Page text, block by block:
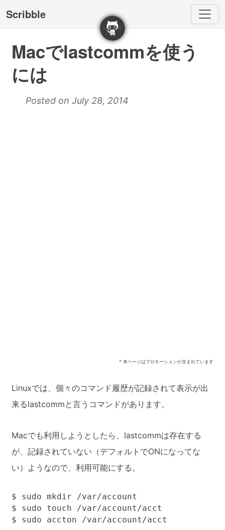
Scribble
Macでlastcommを使う
には
Posted on July 28, 2014
* 本ページはプロモーションが含まれています
Linuxでは、個々のコマンド履歴が記録されて表示が出
来るlastcommと言うコマンドがあります。
Macでも利用しようとしたら、lastcommは存在する
が、記録されていない（デフォルトでONになってな
い）ようなので、利用可能にする。
$ sudo mkdir /var/account
$ sudo touch /var/account/acct
$ sudo accton /var/account/acct